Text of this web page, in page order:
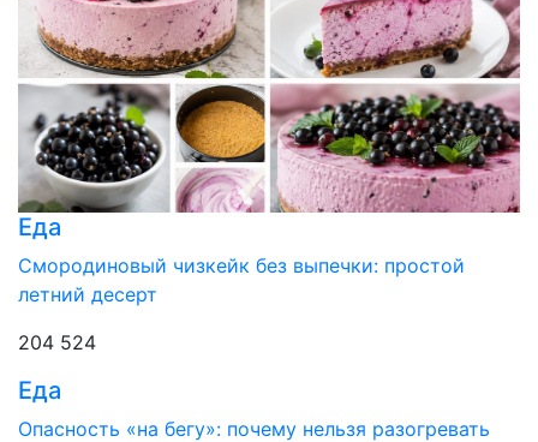
Еда
Смородиновый чизкейк без выпечки: простой
летний десерт
204 524
Еда
Опасность «на бегу»: почему нельзя разогревать